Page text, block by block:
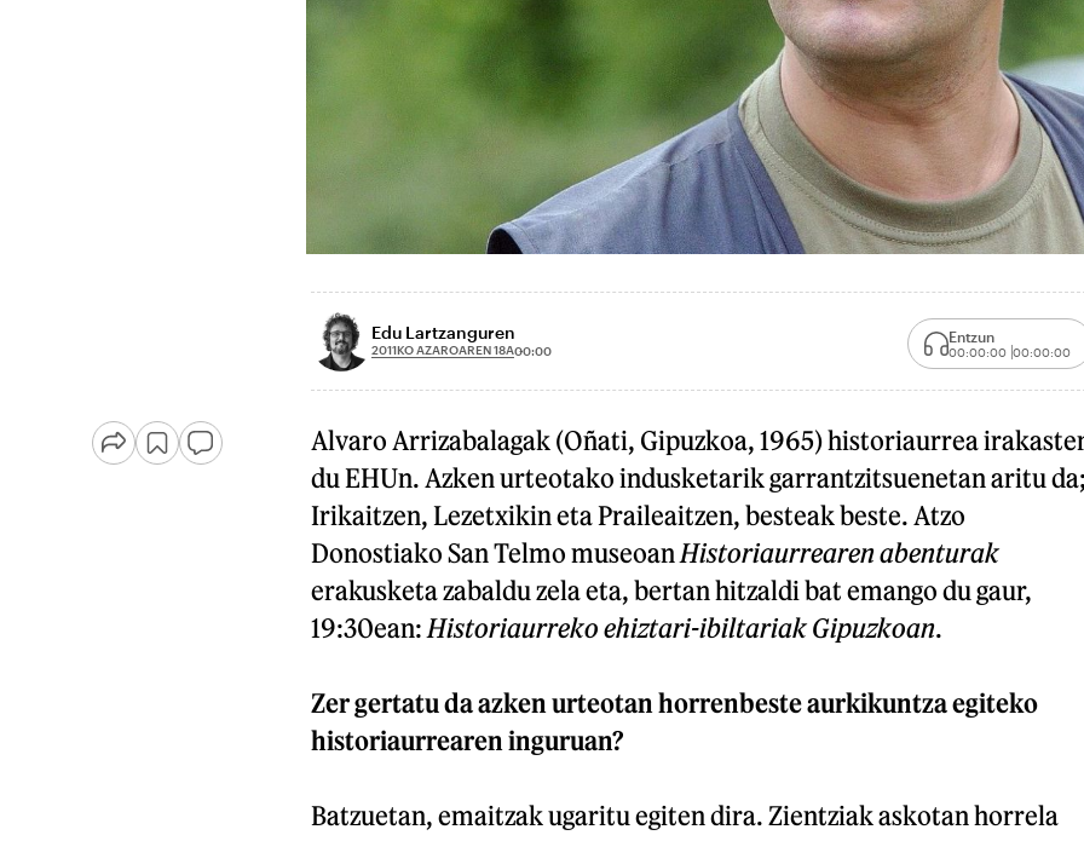
Edu Lartzanguren
2011KO AZAROAREN 18A00:00
Entzun
00:00:00 00:00:00
Alvaro Arrizabalagak (Oñati, Gipuzkoa, 1965) historiaurrea
du EHUn. Azken urteotako indusketarik garrantzitsuenetan aritu
Irikaitzen, Lezetxikin eta Praileaitzen, besteak beste. Atzo
Donostiako San Telmo museoan Historiaurrearen abenturak
erakusketa zabaldu zela eta, bertan hitzaldi bat emango du gaur,
19:30ean: Historiaurreko ehiztari-ibiltariak Gipuzkoan.
Zer gertatu da azken urteotan horrenbeste aurkikuntza egiteko
historiaurrearen inguruan?
Batzuetan, emaitzak ugaritu egiten dira. Zientziak askotan horrela